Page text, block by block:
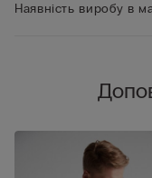
Наявність виробу в